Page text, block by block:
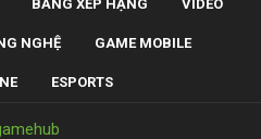
BẢNG XẾP HẠNG VIDEO
NGHỆ GAME MOBILE
ESPORTS